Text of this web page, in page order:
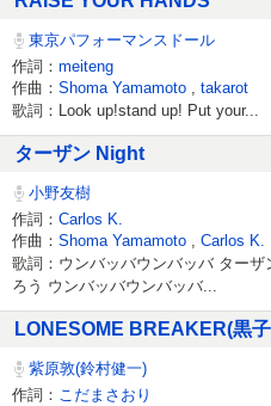
東京パフォーマンスドール
作詞： meiteng
作曲： Shoma Yamamoto takarot
歌詞：Look up!stand up! Put your...
ターザン Night
小野友樹
作詞： Carlos K.
作曲： Shoma Yamamoto Carlos K.
歌詞：ウンバッバウンバッバ ター
ろう ウンバッバウンバッバ...
LONESOME BREAKER(黒
紫原敦(鈴村健一)
作詞： こだまさおり